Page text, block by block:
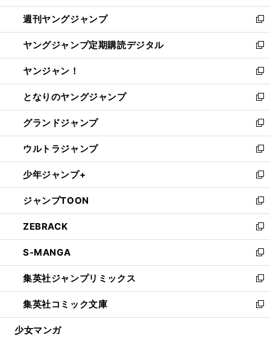
開
く
ウ
で
開
く
ン
ド
ウ
で
開
く
ウ
ィ
ン
ド
ウ
で
開
く
週刊ヤングジャンプ
新
し
い
ウ
ィ
ン
ド
ウ
で
開
く
ヤングジャンプ定期購読デジタル
新
し
い
ウ
ィ
ン
ド
ウ
で
開
く
ヤンジャン！
新
し
い
ウ
ィ
ン
ド
ウ
で
開
く
となりのヤングジャンプ
新
し
い
ウ
ィ
ン
ド
ウ
で
開
く
グランドジャンプ
新
し
い
ウ
ィ
ン
ド
ウ
で
開
く
ウルトラジャンプ
新
し
い
ウ
ィ
ン
ド
ウ
で
開
く
少年ジャンプ+
新
し
い
ウ
ィ
ン
ド
ウ
で
開
く
ジャンプTOON
新
し
い
ウ
ィ
ン
ド
ウ
で
開
ZEBRACK
新
し
い
ウ
ィ
ン
ド
ウ
S-MANGA
新
し
い
ウ
ィ
ン
集英社ジャンプリミックス
新
し
い
ウ
集英社コミック文庫
新
し
少女マンガ